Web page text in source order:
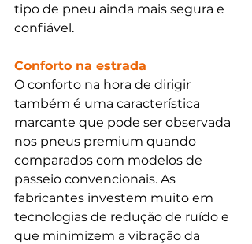
tipo de pneu ainda mais segura e
confiável.
Conforto na estrada
O conforto na hora de dirigir
também é uma característica
marcante que pode ser observada
nos pneus premium quando
comparados com modelos de
passeio convencionais. As
fabricantes investem muito em
tecnologias de redução de ruído e
que minimizem a vibração da